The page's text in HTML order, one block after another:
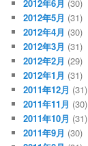
2012年6月 (30)
2012年5月 (31)
2012年4月 (30)
2012年3月 (31)
2012年2月 (29)
2012年1月 (31)
2011年12月 (31)
2011年11月 (30)
2011年10月 (31)
2011年9月 (30)